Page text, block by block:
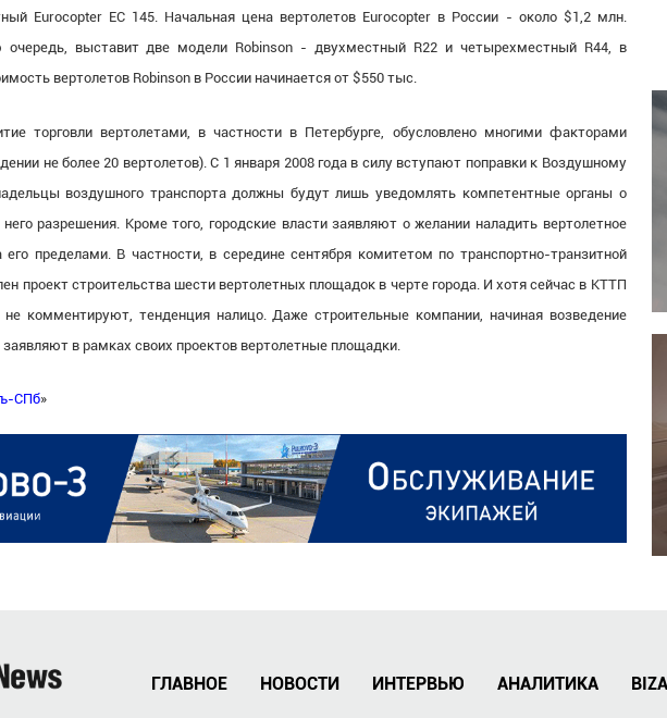
Eurocopter EC 145. Начальная цена вертолетов Eurocopter в России - около $1,2 млн.
выставит две модели Robinson - двухместный R22 и четырехместный R44, в
вертолетов Robinson в России начинается от $550 тыс.
торговли вертолетами, в частности в Петербурге, обусловлено многими факторами
не более 20 вертолетов). С 1 января 2008 года в силу вступают поправки к Воздушному
воздушного транспорта должны будут лишь уведомлять компетентные органы о
разрешения. Кроме того, городские власти заявляют о желании наладить вертолетное
пределами. В частности, в середине сентября комитетом по транспортно-транзитной
проект строительства шести вертолетных площадок в черте города. И хотя сейчас в КТТП
комментируют, тенденция налицо. Даже строительные компании, начиная возведение
в рамках своих проектов вертолетные площадки.
СПб»
ГЛАВНОЕ НОВОСТИ ИНТЕРВЬЮ АНАЛИТИКА